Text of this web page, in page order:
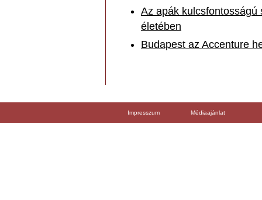
Az apák kulcsfontosságú
életében
Budapest az Accenture
Impresszum Médiaajánlat